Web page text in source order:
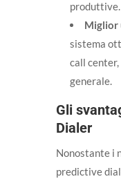
produttive.
Miglior
sistema
call center,
generale.
Gli
Dialer
Nonostante i
predictive